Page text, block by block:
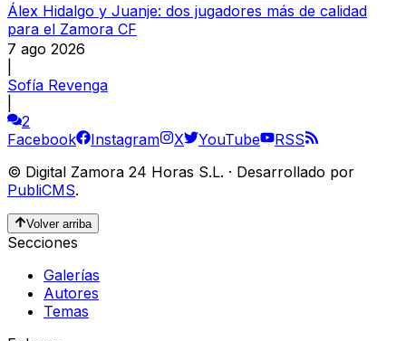
Álex Hidalgo y Juanje: dos jugadores más de calidad
para el Zamora CF
7 ago 2026
Sofía Revenga
2
Facebook
Instagram X YouTube
RSS
© Digital Zamora 24 Horas S.L. · Desarrollado por
PubliCMS.
Volver arriba
Secciones
Galerías
Autores
Temas